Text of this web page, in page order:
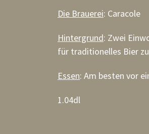
Die Brauerei: Caracole
Hintergrund: Zwei
für traditionelles Bier
Essen: Am besten vor
1.04dl